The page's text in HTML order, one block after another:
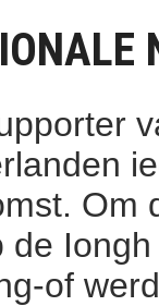
Om
de
of